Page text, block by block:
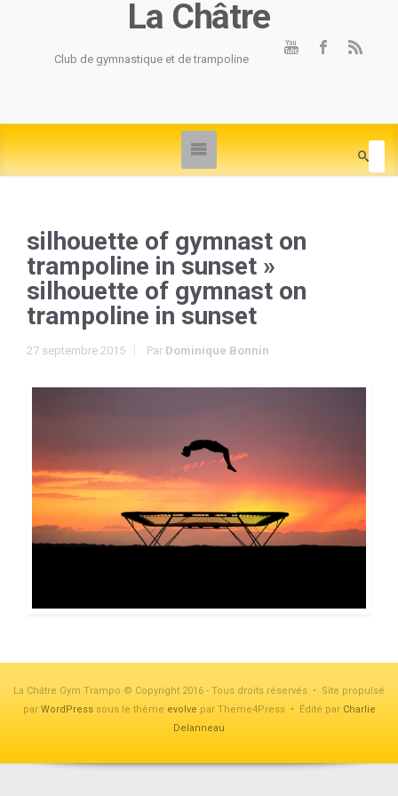
La Châtre
Club de gymnastique et de trampoline
silhouette of gymnast on
trampoline in sunset »
silhouette of gymnast on
trampoline in sunset
27 septembre 2015 Par Dominique Bonnin
La Châtre Gym Trampo © Copyright 2016 - Tous droits réservés • Site propulsé
par WordPresssous le thème evolve par Theme4Press • Édité par Charlie
Delanneau